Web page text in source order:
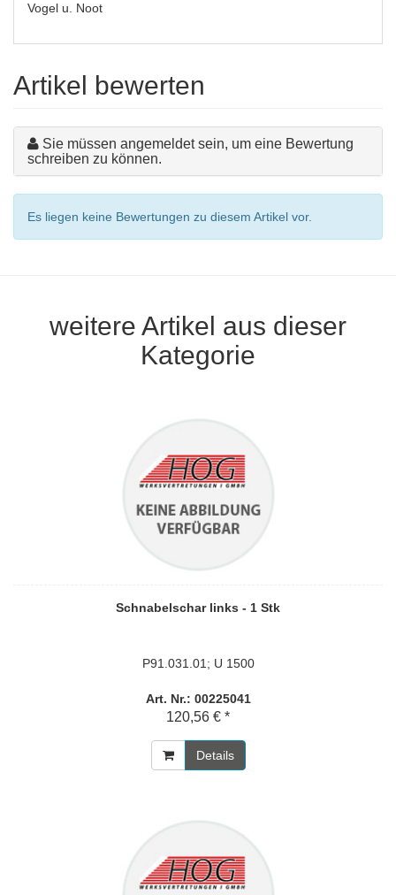
Vogel u. Noot
Artikel bewerten
Sie müssen angemeldet sein, um eine Bewertung
schreiben zu können.
Es liegen keine Bewertungen zu diesem Artikel vor.
weitere Artikel aus dieser
Kategorie
Schnabelschar links - 1 Stk
P91.031.01; U 1500
Art. Nr.: 00225041
120,56 € *
Details